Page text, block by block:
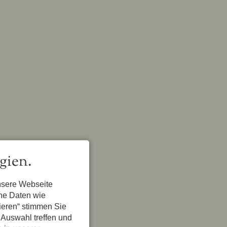
Webseite
Daten wie
stimmen Sie
treffen und